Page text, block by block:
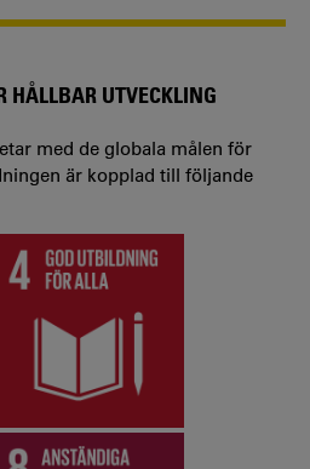
HÅLLBAR UTVECKLING
med de globala målen för
är kopplad till följande